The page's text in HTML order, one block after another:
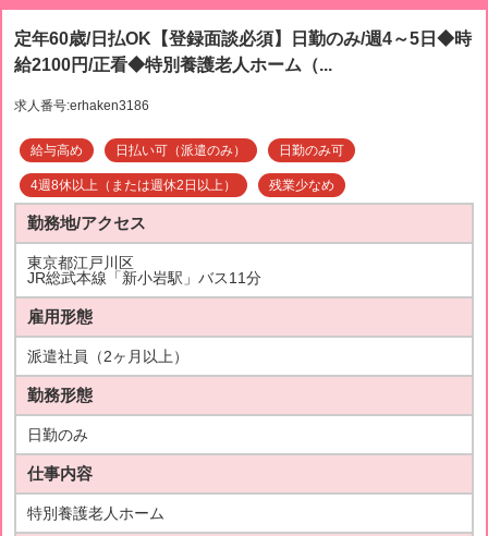
定年60歳/日払OK【登録面談必須】日勤のみ/週4～5日◆時
給2100円/正看◆特別養護老人ホーム（...
求人番号:erhaken3186
給与高め 日払い可（派遣のみ） 日勤のみ可
4週8休以上（または週休2日以上） 残業少なめ
勤務地/アクセス
東京都江戸川区
JR総武本線「新小岩駅」バス11分
雇用形態
派遣社員（2ヶ月以上）
勤務形態
日勤のみ
仕事内容
特別養護老人ホーム